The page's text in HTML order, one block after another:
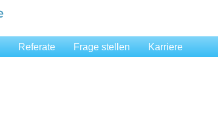
Referate Frage stellen Karriere